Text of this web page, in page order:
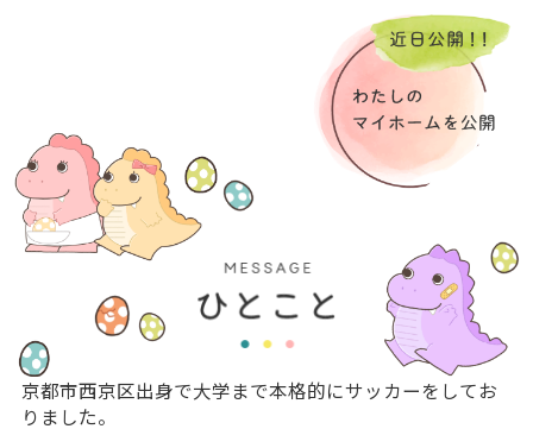
京都市西京区出身で大学まで本格的にサッカーをしてお
りました。